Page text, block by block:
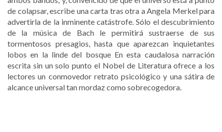
de colapsar, escribe una carta tras otra a Angela Merkel para
advertirla de la inminente catástrofe. Sólo el descubrimiento
de la música de Bach le permitirá sustraerse de sus
tormentosos presagios, hasta que aparezcan inquietantes
lobos en la linde del bosque En esta caudalosa narración
escrita sin un solo punto el Nobel de Literatura ofrece a los
lectores un conmovedor retrato psicológico y una sátira de
alcance universal tan mordaz como sobrecogedora.